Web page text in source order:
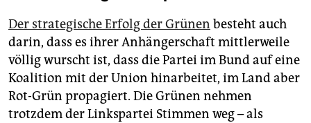
Der strategische Erfolg der Grünen besteht auch
darin, dass es ihrer Anhängerschaft mittlerweile
völlig wurscht ist, dass die Partei im Bund auf eine
Koalition mit der Union hinarbeitet, im Land aber
Rot-Grün propagiert. Die Grünen nehmen
trotzdem der Linkspartei Stimmen weg – als